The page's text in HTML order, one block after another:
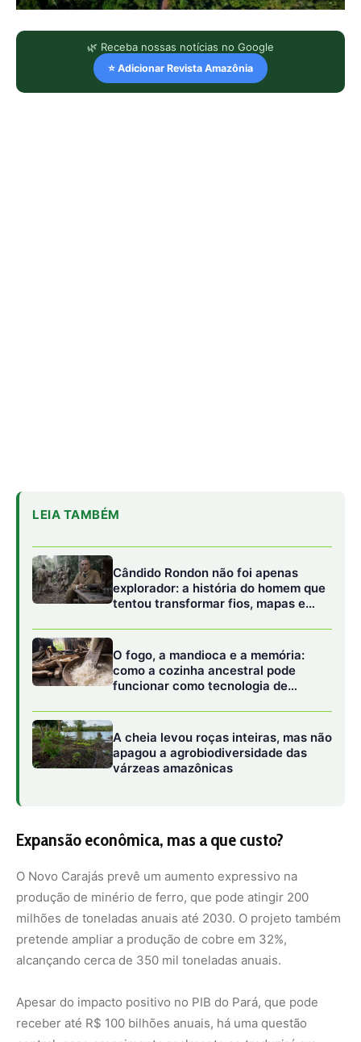
🌿 Receba nossas notícias no Google
⭐ Adicionar Revista Amazônia
Expansão econômica, mas a que custo?
O Novo Carajás prevê um aumento expressivo na
produção de minério de ferro, que pode atingir 200
milhões de toneladas anuais até 2030. O projeto também
pretende ampliar a produção de cobre em 32%,
alcançando cerca de 350 mil toneladas anuais.
Apesar do impacto positivo no PIB do Pará, que pode
receber até R$ 100 bilhões anuais, há uma questão
melhorias para a população da região? Historicamente,
impulsionado a arrecadação e as exportações, mas sem
comunidades locais.